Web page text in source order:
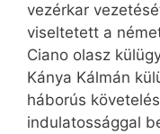
vezérkar
viseltetett a
Ciano olasz
Kánya Kálmán
háborús
indulatossággal